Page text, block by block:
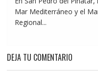
Mar Mediterráneo y el
Regional...
DEJA TU COMENTARIO